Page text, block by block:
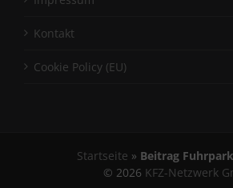
Kontakt
Cookie Policy (EU)
Startseite » Beitrag
© 2026 KFZ-Netzwerk